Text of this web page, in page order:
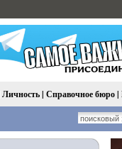
Личность| Справочное бюро|